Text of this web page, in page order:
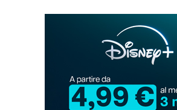
promozione